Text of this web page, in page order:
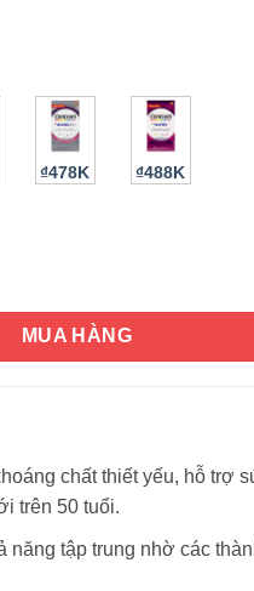
₫478K ₫488K
Men 50+ 90 Tablets số
MUA HÀNG
chất thiết yếu, hỗ trợ
trên 50 tuổi.
năng tập trung nhờ các